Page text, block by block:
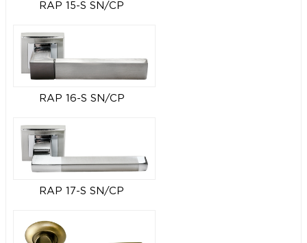
RAP 15-S SN/CP
RAP 16-S SN/CP
RAP 17-S SN/CP